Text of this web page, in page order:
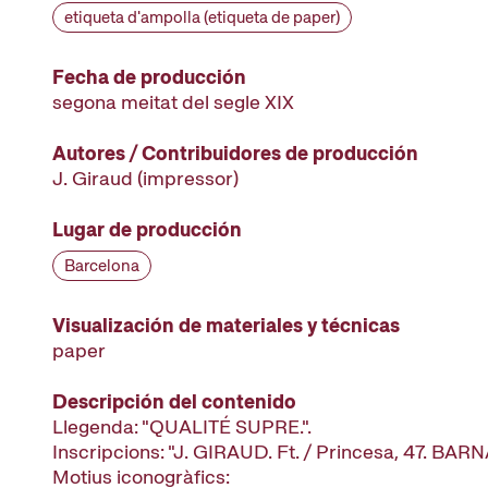
etiqueta d'ampolla (etiqueta de paper)
Fecha de producción
segona meitat del segle XIX
Autores / Contribuidores de producción
J. Giraud (impressor)
Lugar de producción
Barcelona
Visualización de materiales y técnicas
paper
Descripción del contenido
Llegenda: "QUALITÉ SUPRE.".
Inscripcions: "J. GIRAUD. Ft. / Princesa, 47.
Motius iconogràfics: